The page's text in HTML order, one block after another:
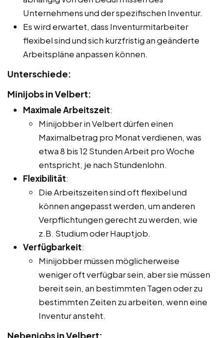
Unternehmens und der spezifischen Inventur.
Es wird erwartet, dass Inventurmitarbeiter
flexibel sind und sich kurzfristig an geänderte
Arbeitspläne anpassen können.
Unterschiede:
Minijobs in Velbert:
Maximale Arbeitszeit:
Minijobber in Velbert dürfen einen
Maximalbetrag pro Monat verdienen, was
etwa 8 bis 12 Stunden Arbeit pro Woche
entspricht, je nach Stundenlohn.
Flexibilität:
Die Arbeitszeiten sind oft flexibel und
können angepasst werden, um anderen
Verpflichtungen gerecht zu werden, wie
z.B. Studium oder Hauptjob.
Verfügbarkeit:
Minijobber müssen möglicherweise
weniger oft verfügbar sein, aber sie müssen
bereit sein, an bestimmten Tagen oder zu
bestimmten Zeiten zu arbeiten, wenn eine
Inventur ansteht.
Nebenjobs in Velbert: